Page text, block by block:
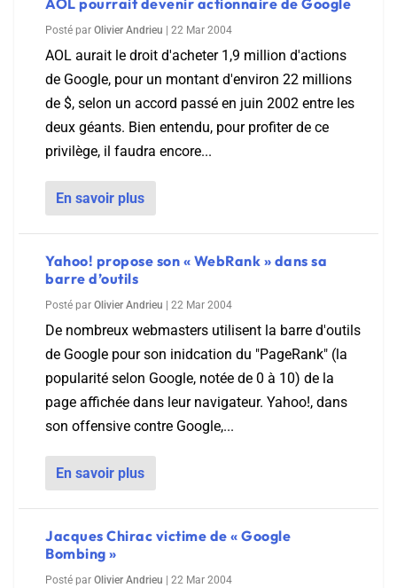
AOL pourrait devenir actionnaire de Google
Posté par Olivier Andrieu 22 Mar 2004
AOL aurait le droit d'acheter 1,9 million d'actions
de Google, pour un montant d'environ 22 millions
de $, selon un accord passé en juin 2002 entre les
deux géants. Bien entendu, pour profiter de ce
privilège, il faudra encore...
En savoir plus
Yahoo! propose son « WebRank » dans sa
barre d’outils
Posté par Olivier Andrieu 22 Mar 2004
De nombreux webmasters utilisent la barre d'outils
de Google pour son inidcation du "PageRank" (la
popularité selon Google, notée de 0 à 10) de la
page affichée dans leur navigateur. Yahoo!, dans
son offensive contre Google,...
En savoir plus
Jacques Chirac victime de « Google
Bombing »
Posté par Olivier Andrieu 22 Mar 2004